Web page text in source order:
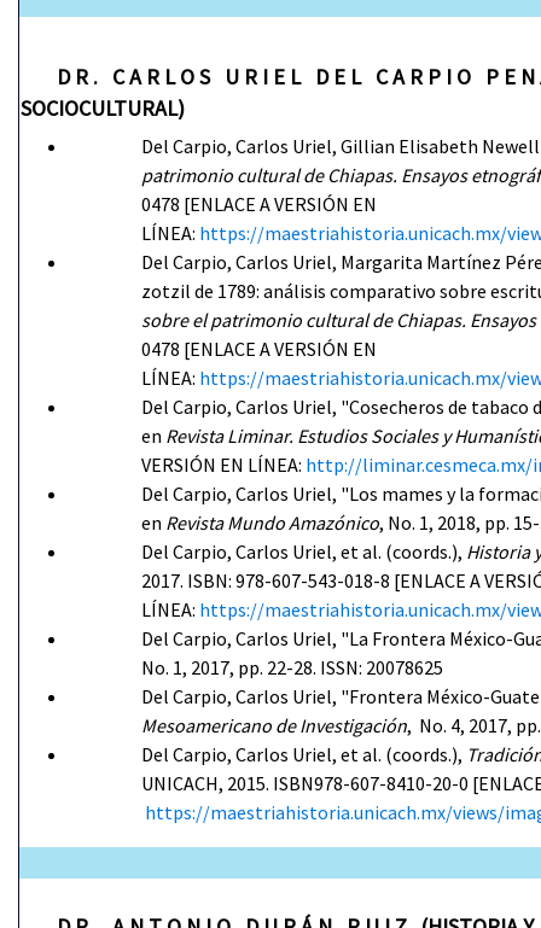
DR . C A R L O S U R I E L D E L C A R P I O P E N
SOCIOCULTURAL)
Del Carpio, Carlos Uriel, Gillian Elisabeth
patrimonio cultural de Chiapas. Ensayos
0478 [ENLACE A VERSIÓN EN
LÍNEA: https://maestriahistoria.unicach.mx/
Del Carpio, Carlos Uriel, Margarita Martínez
zotzil de 1789: análisis comparativo sobre
sobre el patrimonio cultural de Chiapas.
0478 [ENLACE A VERSIÓN EN
LÍNEA: https://maestriahistoria.unicach.mx/
Del Carpio, Carlos Uriel, "Cosecheros de
en Revista Liminar. Estudios Sociales y
VERSIÓN EN LÍNEA: http://
Del Carpio, Carlos Uriel, "Los mames y la
en Revista Mundo Amazónico, No. 1, 2018, pp.
Del Carpio, Carlos Uriel, et al. (coords.), Historia
2017. ISBN: 978-607-543-018-8 [ENLACE A
LÍNEA: https://maestriahistoria.unicach.mx/
Del Carpio, Carlos Uriel, "La Frontera México-
No. 1, 2017, pp. 22-28. ISSN: 20078625
Del Carpio, Carlos Uriel, "Frontera México-
Mesoamericano de Investigación, No. 4, 2017,
Del Carpio, Carlos Uriel, et al. (coords.),
UNICACH, 2015. ISBN978-607-8410-20-0
https://maestriahistoria.unicach.mx/views/